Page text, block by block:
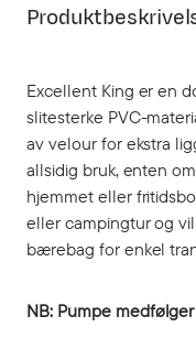
Excellent King er en
slitesterke PVC-
av velour for ekstra
allsidig bruk, enten
hjemmet eller
eller campingtur og
bærebag for enkel
NB: Pumpe medfølger